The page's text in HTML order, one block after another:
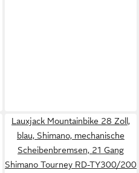
Lauxjack Mountainbike 28 Zoll,
blau, Shimano, mechanische
Scheibenbremsen, 21 Gang
Shimano Tourney RD-TY300/200